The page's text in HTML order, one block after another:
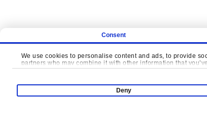
Consent
We use cookies to personalise content and ads, to provide
partners who may combine it with other information that
Deny
ДАВАЙТЕ